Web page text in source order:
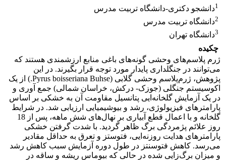
1دانشجو دکتری-دانشگاه تربیت مدرس
2دانشگاه تربیت مدرس
3دانشگاه تهران
چکیده
ژرم پلاسم‌های وحشی گونه‌های باغی منابع ارزشمندی هستند که
می‌توانند در جنگلداری پایدار مورد توجه قرار بگیرند. در این
پژوهش، ژرم‌پلاسم وحشی گلابی (Pyrus boisseriana Buhse.) از یک
اکوسیستم جنگلی (جوزک- درکش، خراسان شمالی) جمع آوری و
در یک آزمایش گلخانه‌ایی پتانسیل مقاومت آن به خشکی بر اساس
پارامترهای فیزیولوژی، رشد و بیوشیمیایی ارزیابی شد. در شرایط
گلخانه و با اعمال قطع آبیاری بر نهال‌های شش ماهه، پس از 18
روز علائم پژمردگی برگ ظاهر گردید. با شدت گرفتن خشکی
پارامترهای هدایت روزنه‌ایی، فتوستز و تعرق به حداقل مقادیر
می‌رسد. کاهش فتوسنتز در طول دوره آزمایش سبب کاهش رشد
و میزان برگ‌زایی شده در حالی که بیوماس ریشه و ساقه در